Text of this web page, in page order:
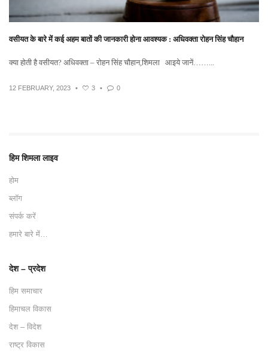
वसीयत के बारे में कई अहम बातों की जानकारी होना आवश्यक : अधिवक्ता रोहन सिंह चौहान
क्या होती है वसीयत? अधिवक्ता – रोहन सिंह चौहान,शिमला आइये जानें……...
12 FEBRUARY, 2023 • 3 • 0
हिम शिमला लाइव
होम
ब्लॉग
संपर्क करें
हमारे बारे में…
देश – प्रदेश
हिम समाचार
हिमाचल विकास
देश – विदेश
राष्ट्र विकास